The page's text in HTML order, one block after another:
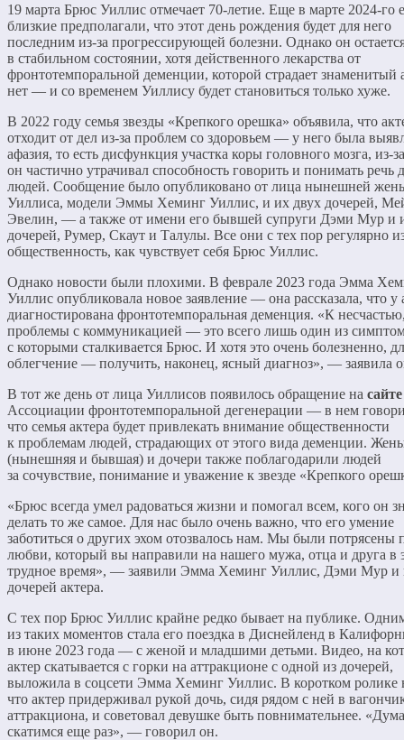
19 марта Брюс Уиллис отмечает 70-летие. Еще в марте 2024-го
близкие предполагали, что этот день рождения будет для него
последним из-за прогрессирующей болезни. Однако он
в стабильном состоянии, хотя действенного лекарства от
фронтотемпоральной деменции, которой страдает знаменитый
нет — и со временем Уиллису будет становиться только хуже.
В 2022 году семья звезды «Крепкого орешка» объявила, что
отходит от дел из-за проблем со здоровьем — у него была
афазия, то есть дисфункция участка коры головного мозга, из-
он частично утрачивал способность говорить и понимать речь
людей. Сообщение было опубликовано от лица нынешней
Уиллиса, модели Эммы Хеминг Уиллис, и их двух дочерей,
Эвелин, — а также от имени его бывшей супруги Дэми Мур и
дочерей, Румер, Скаут и Талулы. Все они с тех пор регулярно
общественность, как чувствует себя Брюс Уиллис.
Однако новости были плохими. В феврале 2023 года Эмма
Уиллис опубликовала новое заявление — она рассказала, что у
диагностирована фронтотемпоральная деменция. «К
проблемы с коммуникацией — это всего лишь один из
с которыми сталкивается Брюс. И хотя это очень болезненно,
облегчение — получить, наконец, ясный диагноз», — заявила
В тот же день от лица Уиллисов появилось обращение на сайте
Ассоциации фронтотемпоральной дегенерации — в нем
что семья актера будет привлекать внимание общественности
к проблемам людей, страдающих от этого вида деменции.
(нынешняя и бывшая) и дочери также поблагодарили людей
за сочувствие, понимание и уважение к звезде «Крепкого
«Брюс всегда умел радоваться жизни и помогал всем, кого он
делать то же самое. Для нас было очень важно, что его умение
заботиться о других эхом отозвалось нам. Мы были потрясены
любви, который вы направили на нашего мужа, отца и друга в
трудное время», — заявили Эмма Хеминг Уиллис, Дэми Мур и
дочерей актера.
С тех пор Брюс Уиллис крайне редко бывает на публике.
из таких моментов стала его поездка в Диснейленд в
в июне 2023 года — с женой и младшими детьми. Видео, на
актер скатывается с горки на аттракционе с одной из дочерей,
выложила в соцсети Эмма Хеминг Уиллис. В коротком ролике
что актер придерживал рукой дочь, сидя рядом с ней в
аттракциона, и советовал девушке быть повнимательнее.
скатимся еще раз», — говорил он.